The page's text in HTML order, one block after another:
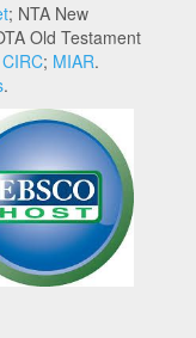
; NTA New
Old Testament
CIRC; MIAR.
.